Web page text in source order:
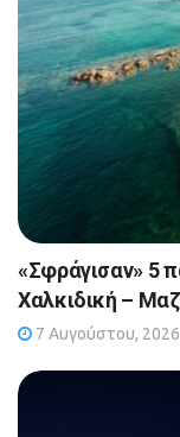
«Σφράγισαν» 5
Χαλκιδική –
7 Αυγούστου, 2026